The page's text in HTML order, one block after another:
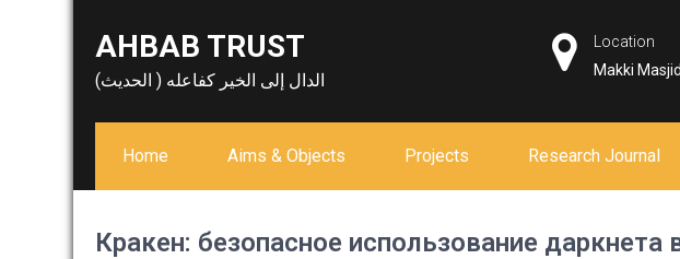
AHBAB TRUST
الدال إلى الخير كفاعله ( الحديث)
Location
Makki
Home Aims & Objects Projects Research Journal
Кракен: безопасное использование даркнета